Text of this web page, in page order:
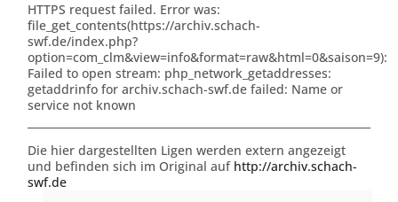
HTTPS request failed. Error was:
file_get_contents(https://archiv.schach-
swf.de/index.php?
option=com_clm&view=info&format=raw&html=0&saison=9):
Failed to open stream: php_network_getaddresses:
getaddrinfo for archiv.schach-swf.de failed: Name or
service not known
Die hier dargestellten Ligen werden extern angezeigt
und befinden sich im Original auf http://archiv.schach-
swf.de